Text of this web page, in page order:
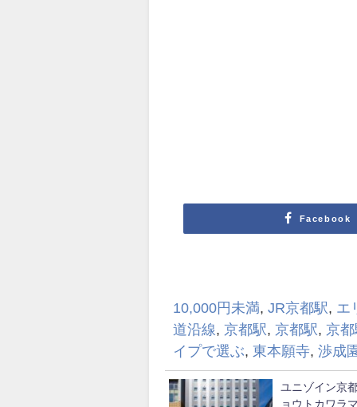
Facebook
10,000円未満,JR京都駅, エ
道沿線,京都駅,京都駅,京
イプで選ぶ,東本願寺,渉成
ユニゾイン京
ョウトカワラ